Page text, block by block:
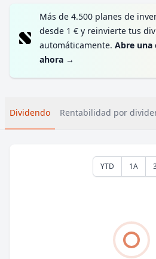
Más de 4.500 planes de
desde 1 € y reinvierte tus
automáticamente. Abre una
ahora →
Dividendo Rentabilidad por
YTD 1A